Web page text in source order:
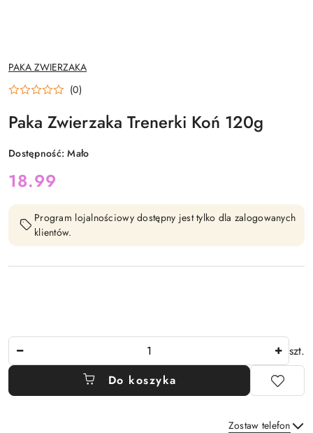
NAZWA
PRODUCENTA:
PAKA ZWIERZAKA
(0)
Paka Zwierzaka Trenerki Koń 120g
Dostępność:Mało
cena:
18.99
Program lojalnościowy dostępny jest tylko dla zalogowanych
klientów.
szt.
Do koszyka
Zostaw telefon